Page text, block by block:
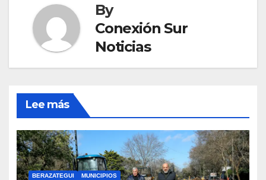
By
Conexión Sur
Noticias
Lee más
BERAZATEGUI MUNICIPIOS